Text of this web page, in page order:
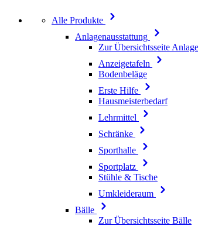
Alle Produkte
Anlagenausstattung
Zur Übersichtsseite
Anzeigetafeln
Bodenbeläge
Erste Hilfe
Hausmeisterbedarf
Lehrmittel
Schränke
Sporthalle
Sportplatz
Stühle & Tische
Umkleideraum
Bälle
Zur Übersichtsseite Bälle